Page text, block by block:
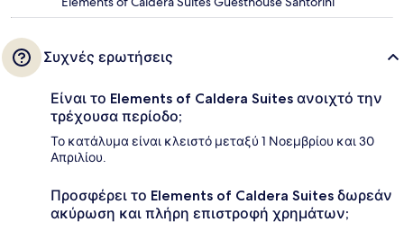
Συχνές ερωτήσεις
Είναι το Elements of Caldera Suites ανοιχτό την
τρέχουσα περίοδο;
Το κατάλυμα είναι κλειστό μεταξύ 1 Νοεμβρίου και 30
Απριλίου.
Προσφέρει το Elements of Caldera Suites δωρεάν
ακύρωση και πλήρη επιστροφή χρημάτων;